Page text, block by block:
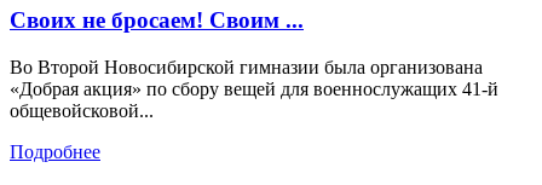
Своих не бросаем! Своим ...
Во Второй Новосибирской гимназии была организована
«Добрая акция» по сбору вещей для военнослужащих 41-й
общевойсковой...
Подробнее